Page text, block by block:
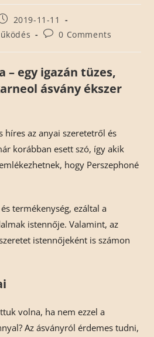
2019-11-11
0 Comments
egy igazán tüzes,
ásvány ékszer
híres az anyai szeretetről és
korábban esett szó, így akik
hogy Perszephoné
termékenység, ezáltal a
istennője. Valamint, az
istennőjeként is számon
volna, ha nem ezzel a
Az ásványról érdemes tudni,